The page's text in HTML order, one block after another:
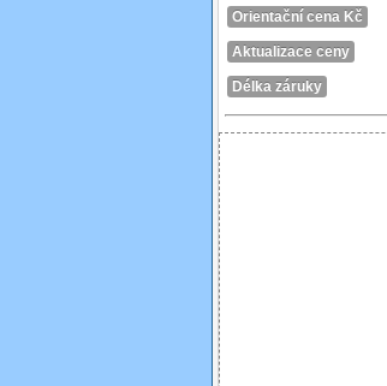
Orientační cena Kč
Aktualizace ceny
Délka záruky